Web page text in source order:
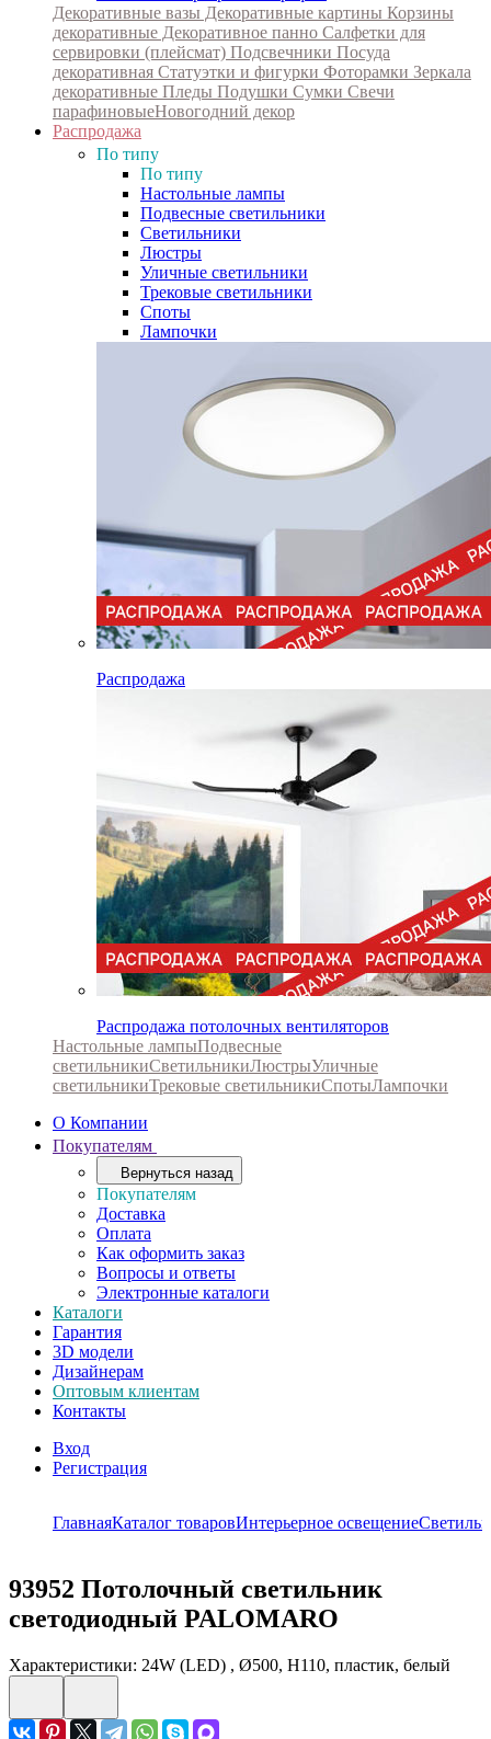
Декоративные вазы Декоративные картины Корзины
декоративные Декоративное панно Салфетки для
сервировки (плейсмат) Подсвечники Посуда
декоративная Статуэтки и фигурки Фоторамки Зеркала
декоративные Пледы Подушки Сумки Свечи
парафиновыеНовогодний декор
Распродажа
По типу
По типу
Настольные лампы
Подвесные светильники
Светильники
Люстры
Уличные светильники
Трековые светильники
Споты
Лампочки
Распродажа
Распродажа потолочных вентиляторов
Настольные лампыПодвесные
светильникиСветильникиЛюстрыУличные
светильникиТрековые светильникиСпотыЛампочки
О Компании
Покупателям
Вернуться назад
Покупателям
Доставка
Оплата
Как оформить заказ
Вопросы и ответы
Электронные каталоги
Каталоги
Гарантия
3D модели
Дизайнерам
Оптовым клиентам
Контакты
Вход
Регистрация
ГлавнаяКаталог товаровИнтерьерное освещение
93952 Потолочный светильник
светодиодный PALOMARO
Характеристики: 24W (LED) , Ø500, H110, пластик, белый